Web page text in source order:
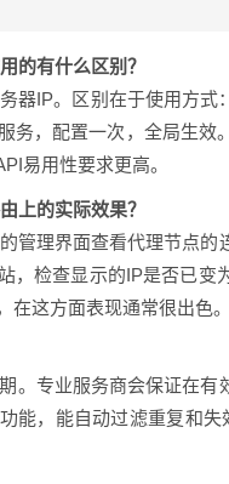
的有什么区别？
器IP。区别在于使用方
务，配置一次，全局生效
易用性要求更高。
上的实际效果？
管理界面查看代理节点
，检查显示的IP是否已变
这方面表现通常很出色。
。专业服务商会保证在
能，能自动过滤重复和